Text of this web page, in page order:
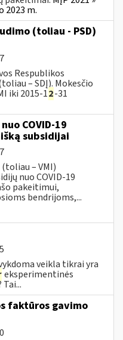
2023 m.
(toliau - PSD)
Respublikos
– SDĮ). Mokesčio
iki 2015-12-31
COVID-19
subsidijai
– VMI)
nuo COVID-19
pakeitimui,
bendrijoms,...
veikla tikrai yra
eksperimentinės
faktūros gavimo